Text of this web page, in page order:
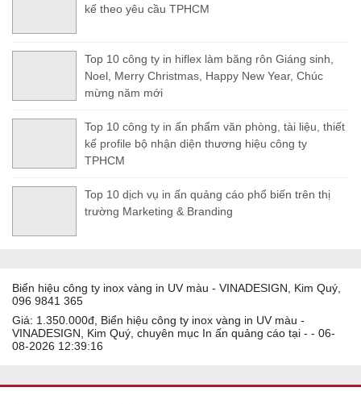
kế theo yêu cầu TPHCM
Top 10 công ty in hiflex làm băng rôn Giáng sinh,
Noel, Merry Christmas, Happy New Year, Chúc
mừng năm mới
Top 10 công ty in ấn phẩm văn phòng, tài liệu, thiết
kế profile bộ nhận diện thương hiệu công ty
TPHCM
Top 10 dịch vụ in ấn quảng cáo phổ biến trên thị
trường Marketing & Branding
Biển hiệu công ty inox vàng in UV màu - VINADESIGN, Kim Quý,
096 9841 365
Giá: 1.350.000đ, Biển hiệu công ty inox vàng in UV màu -
VINADESIGN, Kim Quý, chuyên mục In ấn quảng cáo tại - - 06-
08-2026 12:39:16